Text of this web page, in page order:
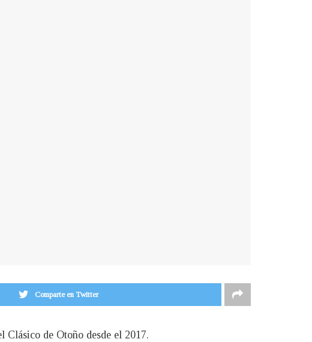
Comparte en Twitter
de Otoño desde el 2017.